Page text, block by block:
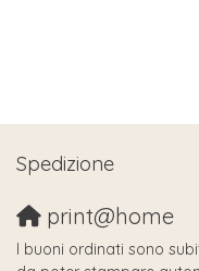
Spedizione
print@home
I buoni ordinati sono